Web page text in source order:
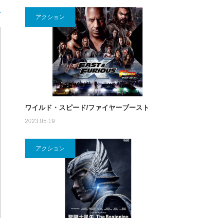
アクション
ワイルド・スピード/ファイヤーブースト
2023.05.19
アクション